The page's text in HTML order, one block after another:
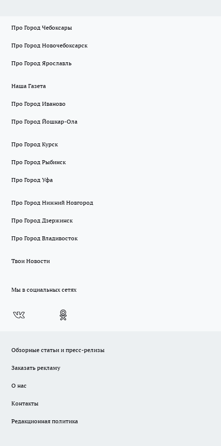
Про Город Чебоксары
Про Город Новочебоксарск
Про Город Ярославль
Наша Газета
Про Город Иваново
Про Город Йошкар-Ола
Про Город Курск
Про Город Рыбинск
Про Город Уфа
Про Город Нижний Новгород
Про Город Дзержинск
Про Город Владивосток
Твои Новости
Мы в социальных сетях
Обзорные статьи и пресс-релизы
Заказать рекламу
О нас
Контакты
Редакционная политика